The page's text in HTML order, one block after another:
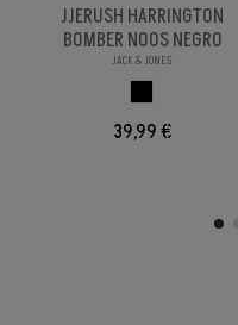
JJERUSH HARRINGTON
BOMBER NOOS NEGRO
JACK & JONES
39,99 €